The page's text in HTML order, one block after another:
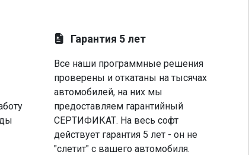
Гарантия 5 лет
Все наши программные решения
проверены и откатаны на тысячах
автомобилей, на них мы
предоставляем гарантийный
СЕРТИФИКАТ. На весь софт
действует гарантия 5 лет - он не
"слетит" с вашего автомобиля.